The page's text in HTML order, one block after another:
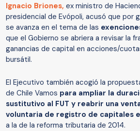
Ignacio Briones, ex ministro de
presidencial de Evópoli, acusó que por
se avanza en el tema de las
que el Gobierno se abriera a revisar la
ganancias de capital en acciones/
bursátil.
El Ejecutivo también acogió la
de Chile Vamos para ampliar la
sustitutivo al FUT y reabrir una
voluntaria de registro de capitales
a la de la reforma tributaria de 2014.